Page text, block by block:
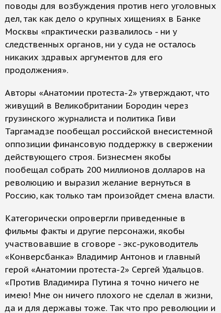
поводы для возбуждения против него уголовных
дел, так как дело о крупных хищениях в Банке
Москвы «практически развалилось - ни у
следственных органов, ни у суда не осталось
никаких здравых аргументов для его
продолжения».
Авторы «Анатомии протеста-2» утверждают, что
живущий в Великобритании Бородин через
грузинского журналиста и политика Гиви
Таргамадзе пообещал российской внесистемной
оппозиции финансовую поддержку в свержении
действующего строя. Бизнесмен якобы
пообещал собрать 200 миллионов долларов на
революцию и выразил желание вернуться в
Россию, как только там произойдет смена власти.
Категорически опровергли приведенные в
фильмы факты и другие персонажи, якобы
участвовавшие в сговоре - экс-руководитель
«Конверсбанка» Владимир Антонов и главный
герой «Анатомии протеста-2» Сергей Удальцов.
«Против Владимира Путина я точно ничего не
имею! Мне он ничего плохого не сделал в жизни,
да и для державы тоже. Так что про революции и